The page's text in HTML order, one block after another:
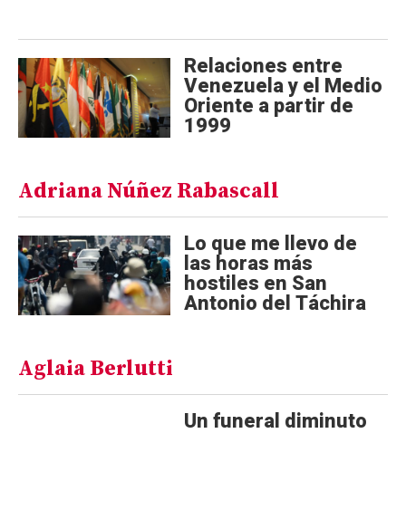
Relaciones entre
Venezuela y el Medio
Oriente a partir de
1999
Adriana Núñez Rabascall
Lo que me llevo de
las horas más
hostiles en San
Antonio del Táchira
Aglaia Berlutti
Un funeral diminuto